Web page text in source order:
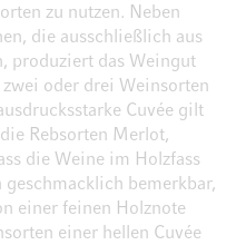
zu nutzen. Neben
die ausschließlich aus
produziert das Weingut
oder drei Weinsorten
Cuvée gilt
Rebsorten Merlot,
die Weine im Holzfass
bemerkbar,
einer feinen Holznote
einer hellen Cuvée